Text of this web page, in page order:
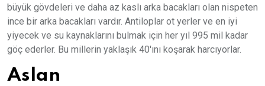
büyük gövdeleri ve daha az kaslı arka bacakları olan nispeten
ince bir arka bacakları vardır. Antiloplar ot yerler ve en iyi
yiyecek ve su kaynaklarını bulmak için her yıl 995 mil kadar
göç ederler. Bu millerin yaklaşık 40'ını koşarak harcıyorlar.
Aslan